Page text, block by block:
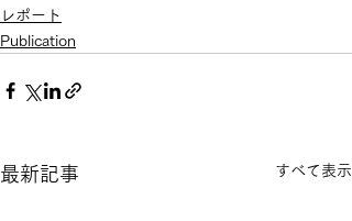
レポート
Publication
最新記事 すべて表示